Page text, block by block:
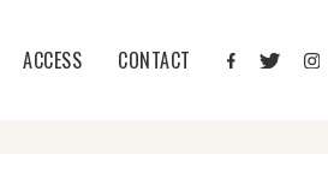
ACCESS CONTACT